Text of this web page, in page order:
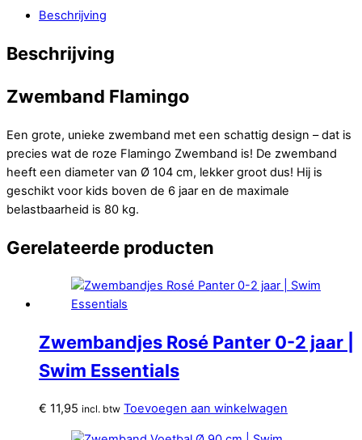
Beschrijving
Beschrijving
Zwemband Flamingo
Een grote, unieke zwemband met een schattig design – dat is
precies wat de roze Flamingo Zwemband is! De zwemband
heeft een diameter van Ø 104 cm, lekker groot dus! Hij is
geschikt voor kids boven de 6 jaar en de maximale
belastbaarheid is 80 kg.
Gerelateerde producten
Zwembandjes Rosé Panter 0-2 jaar |
Swim Essentials
€ 11,95 incl. btw Toevoegen aan winkelwagen